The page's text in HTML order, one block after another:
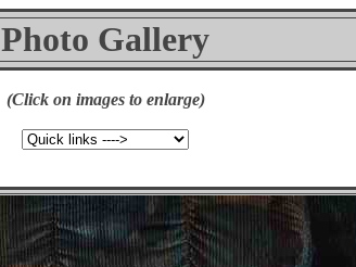
Photo Gallery
(Click on images to enlarge)